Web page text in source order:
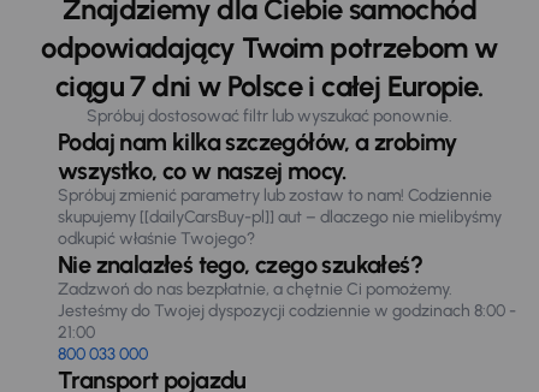
Znajdziemy dla Ciebie samochód
odpowiadający Twoim potrzebom w
ciągu 7 dni w Polsce i całej Europie.
Spróbuj dostosować filtr lub wyszukać ponownie.
Podaj nam kilka szczegółów, a zrobimy
wszystko, co w naszej mocy.
Spróbuj zmienić parametry lub zostaw to nam! Codziennie
skupujemy [[dailyCarsBuy-pl]] aut – dlaczego nie mielibyśmy
odkupić właśnie Twojego?
Nie znalazłeś tego, czego szukałeś?
Zadzwoń do nas bezpłatnie, a chętnie Ci pomożemy.
Jesteśmy do Twojej dyspozycji codziennie w godzinach 8:00 -
21:00
800 033 000
Transport pojazdu